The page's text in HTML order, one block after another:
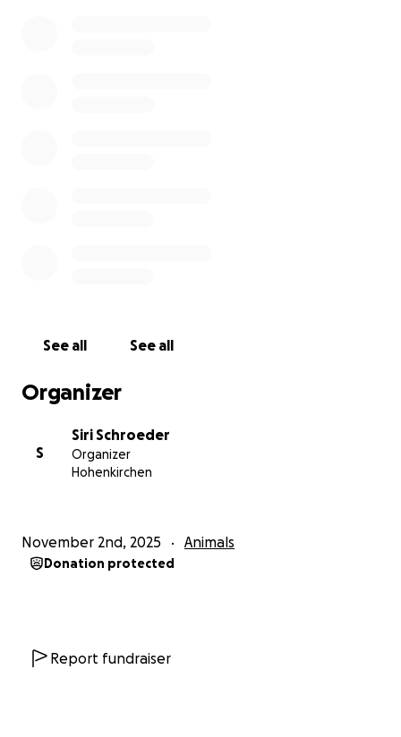
See all See all
Organizer
S
Siri Schroeder
Organizer
Hohenkirchen
November 2nd, 2025 Animals
Donation protected
Report fundraiser